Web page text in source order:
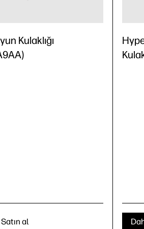
Kulaklığı
Satın al